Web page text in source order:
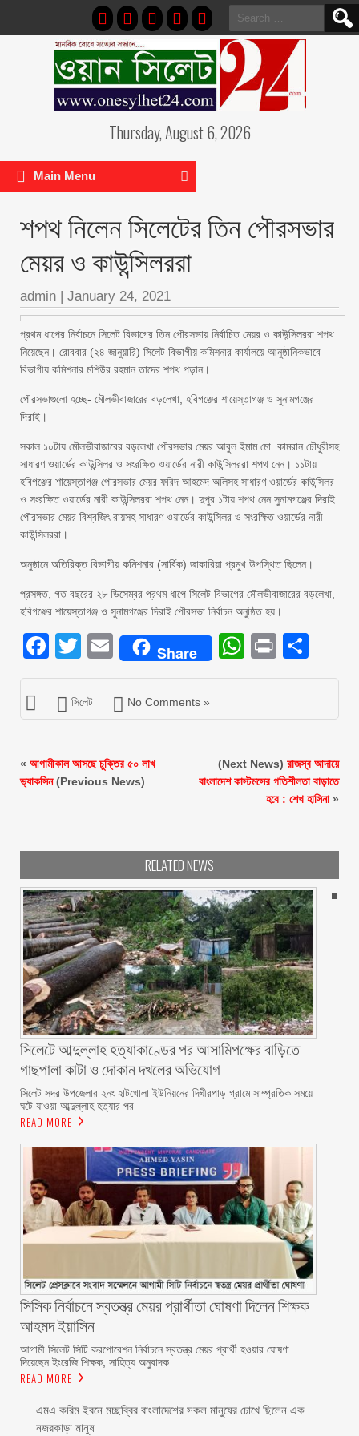
Search
for:
Thursday, August 6, 2026
Main Menu
শপথ নিলেন সিলেটের তিন পৌরসভার
মেয়র ও কাউন্সিলররা
admin | January 24, 2021
প্রথম ধাপের নির্বাচনে সিলেট বিভাগের তিন পৌরসভায় নির্বাচিত মেয়র ও কাউন্সিলররা শপথ
নিয়েছেন। রোববার (২৪ জানুয়ারি) সিলেট বিভাগীয় কমিশনার কার্যালয়ে আনুষ্ঠানিকভাবে
বিভাগীয় কমিশনার মশিউর রহমান তাদের শপথ পড়ান।
পৌরসভাগুলো হচ্ছে- মৌলভীবাজারের বড়লেখা, হবিগঞ্জের শায়েস্তাগঞ্জ ও সুনামগঞ্জের
দিরাই।
সকাল ১০টায় মৌলভীবাজারের বড়লেখা পৌরসভার মেয়র আবুল ইমাম মো. কামরান চৌধুরীসহ
সাধারণ ওয়ার্ডের কাউন্সিলর ও সংরক্ষিত ওয়ার্ডের নারী কাউন্সিলররা শপথ নেন। ১১টায়
হবিগঞ্জের শায়েস্তাগঞ্জ পৌরসভার মেয়র ফরিদ আহমেদ অলিসহ সাধারণ ওয়ার্ডের কাউন্সিলর
ও সংরক্ষিত ওয়ার্ডের নারী কাউন্সিলররা শপথ নেন। দুপুর ১টায় শপথ নেন সুনামগঞ্জের দিরাই
পৌরসভার মেয়র বিশ্বজিৎ রায়সহ সাধারণ ওয়ার্ডের কাউন্সিলর ও সংরক্ষিত ওয়ার্ডের নারী
কাউন্সিলররা।
অনুষ্ঠানে অতিরিক্ত বিভাগীয় কমিশনার (সার্বিক) জাকারিয়া প্রমুখ উপস্থিত ছিলেন।
প্রসঙ্গত, গত বছরের ২৮ ডিসেম্বর প্রথম ধাপে সিলেট বিভাগের মৌলভীবাজারের বড়লেখা,
হবিগঞ্জের শায়েস্তাগঞ্জ ও সুনামগঞ্জের দিরাই পৌরসভা নির্বাচন অনুষ্ঠিত হয়।
Facebook
Twitter
EmailShare Print
সিলেট No Comments »
« আগামীকাল আসছে চুক্তির ৫০ লাখ
ভ্যাকসিন(Previous News)
(Next News) রাজস্ব আদায়ে
বাংলাদেশ কাস্টমসের গতিশীলতা বাড়াতে
হবে : শেখ হাসিনা»
RELATED NEWS
সিলেটে আব্দুল্লাহ হত্যাকাণ্ডের পর আসামিপক্ষের বাড়িতে
গাছপালা কাটা ও দোকান দখলের অভিযোগ
সিলেট সদর উপজেলার ২নং হাটখোলা ইউনিয়নের দিঘীরপাড় গ্রামে সাম্প্রতিক সময়ে
ঘটে যাওয়া আব্দুল্লাহ হত্যার পর
READ MORE
সিসিক নির্বাচনে স্বতন্ত্র মেয়র প্রার্থীতা ঘোষণা দিলেন শিক্ষক
আহমদ ইয়াসিন
আগামী সিলেট সিটি করপোরেশন নির্বাচনে স্বতন্ত্র মেয়র প্রার্থী হওয়ার ঘোষণা
দিয়েছেন ইংরেজি শিক্ষক, সাহিত্য অনুবাদক
READ MORE
এমএ করিম ইবনে মচ্ছব্বির বাংলাদেশের সকল মানুষের চোখে ছিলেন এক
নজরকাড়া মানুষ ‎